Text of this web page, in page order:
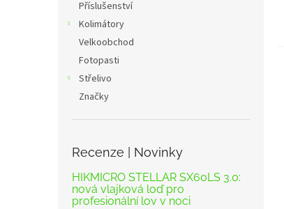
Příslušenství
Kolimátory
Velkoobchod
Fotopasti
Střelivo
Značky
Recenze | Novinky
HIKMICRO STELLAR SX60LS 3.0:
nová vlajková loď pro
profesionální lov v noci